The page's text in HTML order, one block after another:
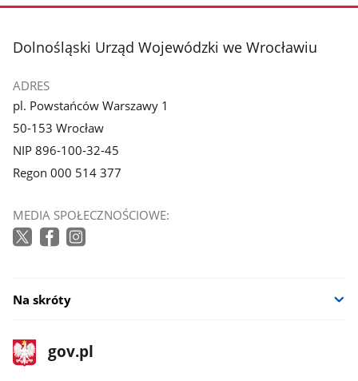
stopka
Dolnośląski Urząd Wojewódzki we Wrocławiu
ADRES
pl. Powstańców Warszawy 1
50-153 Wrocław
NIP 896-100-32-45
Regon 000 514 377
MEDIA SPOŁECZNOŚCIOWE:
Na skróty
stopka
gov.pl
Strona
gov.pl